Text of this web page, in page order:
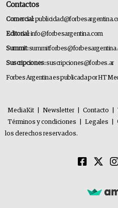
Contactos
Comercial:
Editorial:info@forbesargentina.com
Summit:
Suscripciones:suscripciones@forbes.ar
Forbes Argentina es publicada por HT
MediaKit Newsletter Contacto
Términos y condiciones
Legales
los derechos reservados.